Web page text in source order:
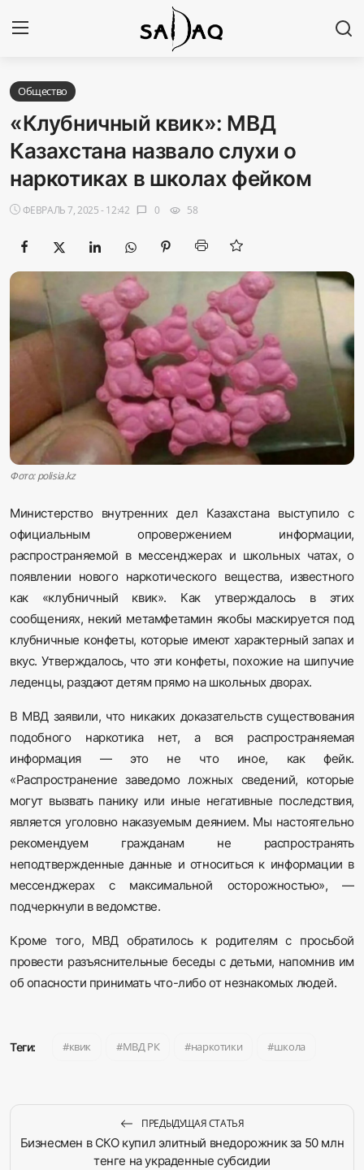
Авторизоваться
Главная
Наши контакты
Новости
Политика
Галерея
Экономика
Общество
Спорт
Русский
Общество
«Клубничный квик»: МВД
Казахстана назвало слухи о
наркотиках в школах фейком
ФЕВРАЛЬ 7, 2025 - 12:42 chat_bubble 0 visibility 58
Фото: polisia.kz
Министерство внутренних дел Казахстана выступило с
официальным опровержением информации,
распространяемой в мессенджерах и школьных чатах, о
появлении нового наркотического вещества, известного
как «клубничный квик». Как утверждалось в этих
сообщениях, некий метамфетамин якобы маскируется под
клубничные конфеты, которые имеют характерный запах и
вкус. Утверждалось, что эти конфеты, похожие на шипучие
леденцы, раздают детям прямо на школьных дворах.
В МВД заявили, что никаких доказательств существования
подобного наркотика нет, а вся распространяемая
информация — это не что иное, как фейк.
«Распространение заведомо ложных сведений, которые
могут вызвать панику или иные негативные последствия,
является уголовно наказуемым деянием. Мы настоятельно
рекомендуем гражданам не распространять
неподтвержденные данные и относиться к информации в
мессенджерах с максимальной осторожностью», —
подчеркнули в ведомстве.
Кроме того, МВД обратилось к родителям с просьбой
провести разъяснительные беседы с детьми, напомнив им
об опасности принимать что-либо от незнакомых людей.
Теги: квик МВД РК наркотики школа
ПРЕДЫДУЩАЯ СТАТЬЯ
Бизнесмен в СКО купил элитный внедорожник за 50 млн
тенге на украденные субсидии